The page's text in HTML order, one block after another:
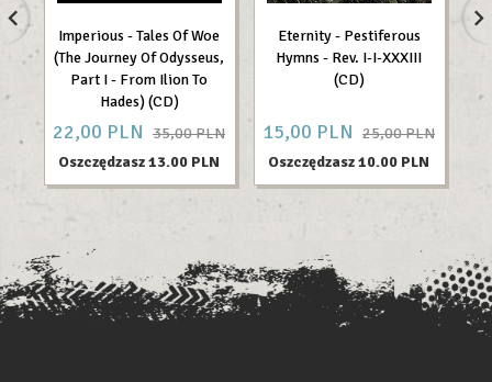
Imperious - Tales Of Woe
(The Journey Of Odysseus,
Part I - From Ilion To
Hades) (CD)
22,00 PLN 35,00 PLN
Oszczędzasz 13.00 PLN
Eternity - Pestiferous
Hymns - Rev. I-I-XXXIII
(CD)
15,00 PLN 25,00 PLN
Oszczędzasz 10.00 PLN